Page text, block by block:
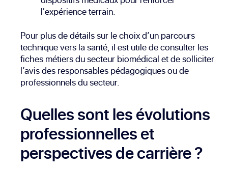
l'expérience terrain.
Pour plus de détails sur le choix d’un parcours
technique vers la santé, il est utile de consulter les
fiches métiersdu secteur biomédical et de solliciter
l’avis des responsables pédagogiques ou de
professionnels du secteur.
Quelles sont les évolutions
professionnelles et
perspectives de carrière ?